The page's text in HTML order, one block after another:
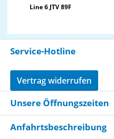
Line 6 JTV 89F
Service-Hotline
Vertrag widerrufen
Unsere Öffnungszeiten
Anfahrtsbeschreibung